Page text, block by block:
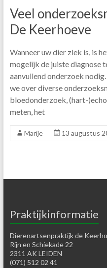
Veel
De Keerhoeve
Wanneer uw dier ziek is, is
mogelijk de juiste diagnose
aanvullend onderzoek
we over diverse
bloedonderzoek, (hart-
meten, het
Marije 13 augustus
Praktijkinformatie
Dierenartsenpraktijk de
Rijn en Schiekade 22
2311 AK LEIDEN
(071) 512 02 41